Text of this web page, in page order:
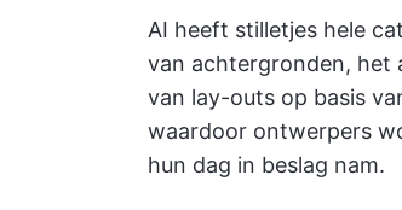
AI heeft stilletjes hele
van achtergronden, het
van lay-outs op basis
waardoor ontwerpers
hun dag in beslag nam.